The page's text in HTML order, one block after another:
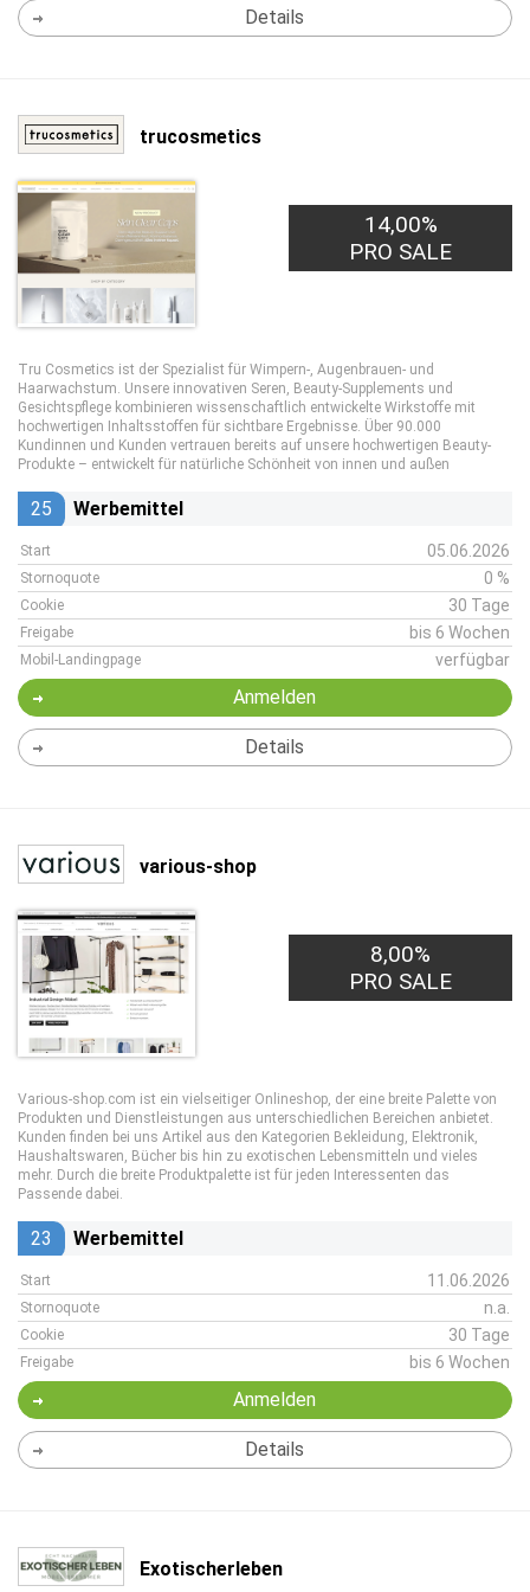
Details
trucosmetics
14,00%
PRO SALE
Tru Cosmetics ist der Spezialist für Wimpern-, Augenbrauen- und
Haarwachstum. Unsere innovativen Seren, Beauty-Supplements und
Gesichtspflege kombinieren wissenschaftlich entwickelte Wirkstoffe mit
hochwertigen Inhaltsstoffen für sichtbare Ergebnisse. Über 90.000
Kundinnen und Kunden vertrauen bereits auf unsere hochwertigen Beauty-
Produkte – entwickelt für natürliche Schönheit von innen und außen
25 Werbemittel
Start 05.06.2026
Stornoquote 0 %
Cookie 30 Tage
Freigabe bis 6 Wochen
Mobil-Landingpage verfügbar
Anmelden
Details
various-shop
8,00%
PRO SALE
Various-shop.com ist ein vielseitiger Onlineshop, der eine breite Palette von
Produkten und Dienstleistungen aus unterschiedlichen Bereichen anbietet.
Kunden finden bei uns Artikel aus den Kategorien Bekleidung, Elektronik,
Haushaltswaren, Bücher bis hin zu exotischen Lebensmitteln und vieles
mehr. Durch die breite Produktpalette ist für jeden Interessenten das
Passende dabei.
23 Werbemittel
Start 11.06.2026
Stornoquote n.a.
Cookie 30 Tage
Freigabe bis 6 Wochen
Anmelden
Details
Exotischerleben